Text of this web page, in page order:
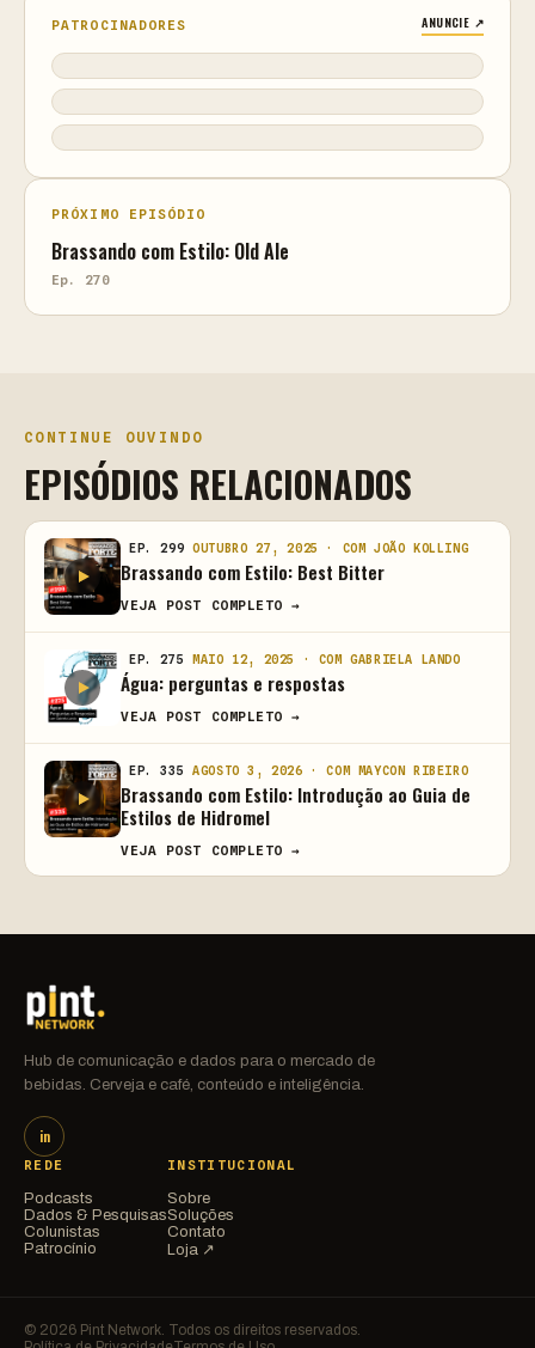
PATROCINADORES ANUNCIE ↗
PRÓXIMO EPISÓDIO
Brassando com Estilo: Old Ale
Ep. 270
CONTINUE OUVINDO
EPISÓDIOS RELACIONADOS
EP. 299 OUTUBRO 27, 2025 · COM JOÃO KOLLING
Brassando com Estilo: Best Bitter
VEJA POST COMPLETO →
EP. 275 MAIO 12, 2025 · COM GABRIELA LANDO
Água: perguntas e respostas
VEJA POST COMPLETO →
EP. 335 AGOSTO 3, 2026 · COM MAYCON RIBEIRO
Brassando com Estilo: Introdução ao Guia de
Estilos de Hidromel
VEJA POST COMPLETO →
Hub de comunicação e dados para o mercado de
bebidas. Cerveja e café, conteúdo e inteligência.
in
REDE
Podcasts
Dados & Pesquisas
Colunistas
Patrocínio
INSTITUCIONAL
Sobre
Soluções
Contato
Loja ↗
© 2026 Pint Network. Todos os direitos reservados.